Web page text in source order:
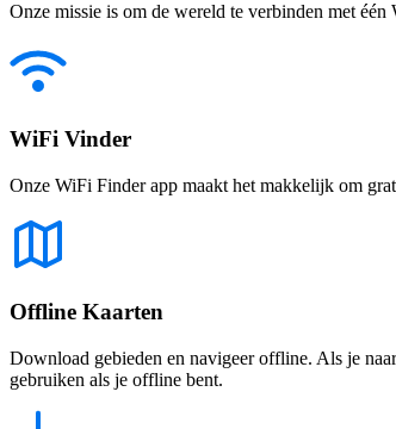
Onze missie is om de wereld te verbinden met
WiFi Vinder
Onze WiFi Finder app maakt het makkelijk om
Offline Kaarten
Download gebieden en navigeer offline. Als je
gebruiken als je offline bent.